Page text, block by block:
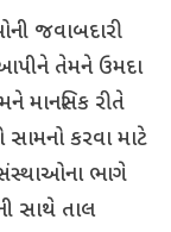
જવાબદારી
આપીને તેમને ઉમદા
માનસિક રીતે
કરવા માટે
ભાગે
સાથે તાલ